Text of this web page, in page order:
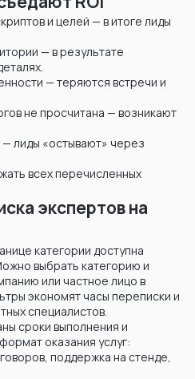
и целей — в итоге лиды
— в результате
— теряются встречи и
не просчитана — возникают
лиды «остывают» через
всех перечисленных
экспертов на
категории доступна
выбрать категорию и
или частное лицо в
экономят часы переписки и
специалистов.
сроки выполнения и
оказания услуг:
поддержка на стенде,